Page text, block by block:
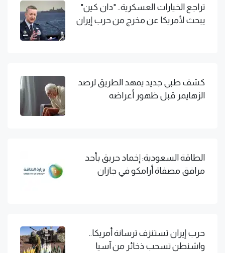
تراجع الخيارات العسكرية.. "دان كين"
يبحث لأمريكا عن مخرج من حرب إيران
كشف طبي جديد يمهد الطريق لرصد
الزهايمر قبل ظهور أعراضه
الطاقة السعودية: إخماد حريق بأحد
مرافق مصفاة أرامكو في جازان
حرب إيران تستنزف ترسانة أمريكا..
واشنطن تسحب ذخائر من آسيا